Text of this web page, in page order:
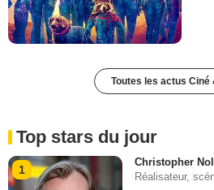
Toutes les actus Ciné
Top stars du jour
1
Christopher
Réalisateur,